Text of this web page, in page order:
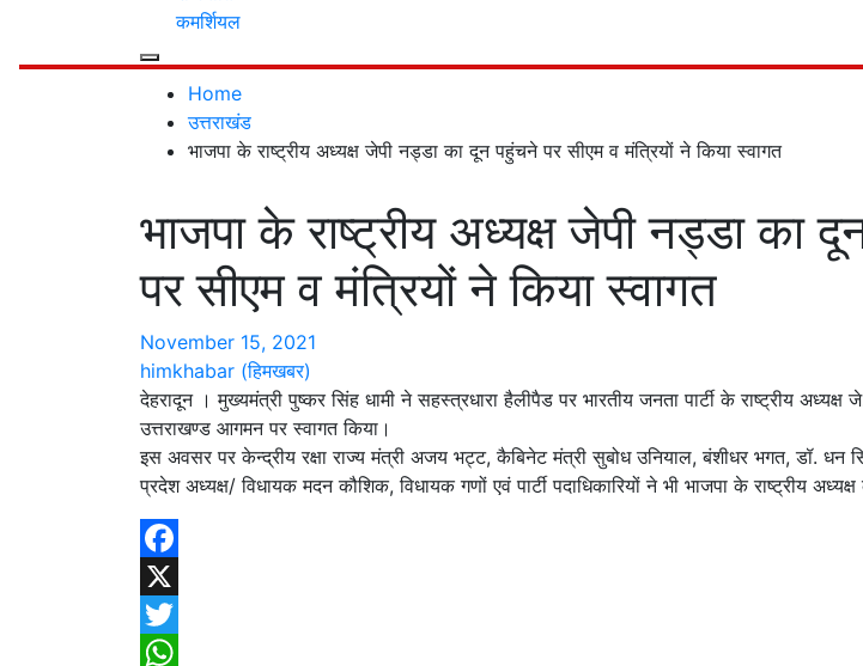
कमर्शियल
Home
उत्तराखंड
भाजपा के राष्ट्रीय अध्यक्ष जेपी नड्डा का दून पहुंचने पर सीएम व मंत्रियों ने किया स्वागत
भाजपा के राष्ट्रीय अध्यक्ष जेपी नड्डा का
पर सीएम व मंत्रियों ने किया स्वागत
November 15, 2021
himkhabar (हिमखबर)
देहरादून । मुख्यमंत्री पुष्कर सिंह धामी ने सहस्त्रधारा हैलीपैड पर भारतीय जनता पार्टी के राष्ट्रीय अध्यक्ष
उत्तराखण्ड आगमन पर स्वागत किया।
इस अवसर पर केन्द्रीय रक्षा राज्य मंत्री अजय भट्ट, कैबिनेट मंत्री सुबोध उनियाल, बंशीधर भगत, डॉ. धन
प्रदेश अध्यक्ष/ विधायक मदन कौशिक, विधायक गणों एवं पार्टी पदाधिकारियों ने भी भाजपा के राष्ट्रीय
Facebook
X
Twitter